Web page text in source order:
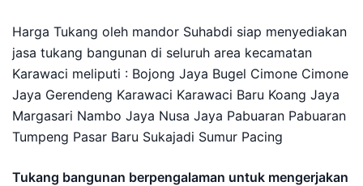
Harga Tukang oleh mandor Suhabdi siap menyediakan
jasa tukang bangunan di seluruh area kecamatan
Karawaci meliputi : Bojong Jaya Bugel Cimone Cimone
Jaya Gerendeng Karawaci Karawaci Baru Koang Jaya
Margasari Nambo Jaya Nusa Jaya Pabuaran Pabuaran
Tumpeng Pasar Baru Sukajadi Sumur Pacing
Tukang bangunan berpengalaman untuk mengerjakan